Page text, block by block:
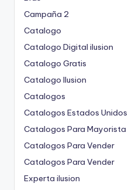
Campaña 2
Catalogo
Catalogo Digital ilusion
Catalogo Gratis
Catalogo Ilusion
Catalogos
Catalogos Estados Unidos
Catalogos Para Mayorista
Catalogos Para Vender
Catalogos Para Vender
Experta ilusion